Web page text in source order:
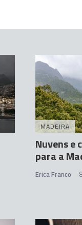
MADEIRA
Nuvens e
para a
Erica Franco